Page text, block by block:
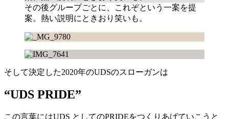
その後グループごとに、これぞという一案を提
案。熱い説明にときおり笑いも。
そして決定した2020年のUDSのスローガンは
“UDS PRIDE”
この言葉にはUDS としてのPRIDEをつくりあげていこうと